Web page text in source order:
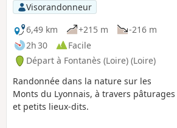
Visorandonneur
6,49 km
+215 m
-216 m
2h 30
Facile
Départ à Fontanès (Loire) (Loire)
Randonnée dans la nature sur les
Monts du Lyonnais, à travers pâturages
et petits lieux-dits.